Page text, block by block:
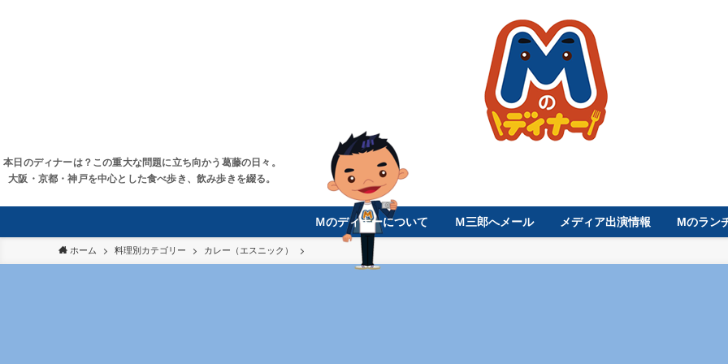
本日のディナーは？この重大な問題に立ち向かう葛藤の日々。
大阪・京都・神戸を中心とした食べ歩き、飲み歩きを綴る。
Ｍのディナーについて Ｍ三郎へメール メディア出演情報 Mのラン
ホーム 料理別カテゴリー カレー（エスニック）